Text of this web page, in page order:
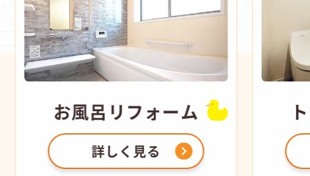
お風呂 リフォーム
詳しく見る